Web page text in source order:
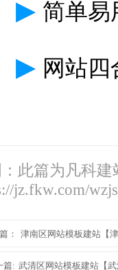
▶ 简单易
▶ 网站四
此篇为凡科
jz.fkw.com/
： 津南区网站模板建站【
篇: 武清区网站模板建站【